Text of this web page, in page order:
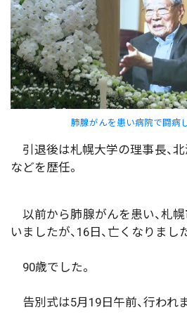
肺腺がんを患い病院で闘病
引退後は札幌大学の理事長、
などを歴任。
以前から肺腺がんを患い、札
いましたが、16日、亡くなりまし
90歳でした。
告別式は5月19日午前、行われま